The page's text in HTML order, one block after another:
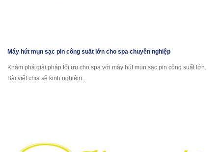
Máy hút mụn sạc pin công suất lớn cho spa chuyên nghiệp
Khám phá giải pháp tối ưu cho spa với máy hút mụn sạc pin công suất lớn.
Bài viết chia sẻ kinh nghiệm...